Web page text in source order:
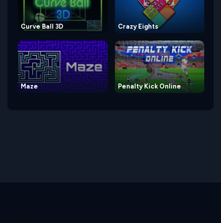
Curve Ball 3D Crazy Eights
Maze Penalty Kick Online